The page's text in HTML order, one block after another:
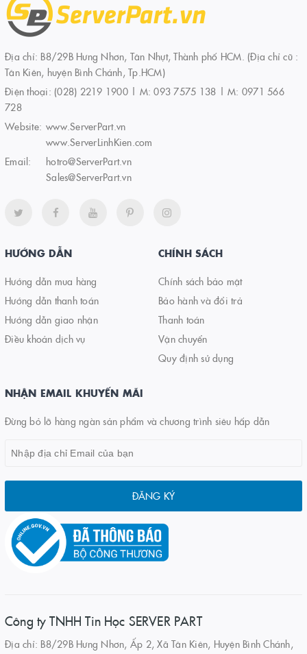
Địa chỉ: B8/29B Hưng Nhơn, Tân Nhựt, Thành phố HCM. (Địa chỉ cũ :
Tân Kiên, huyện Bình Chánh, Tp.HCM)
Điện thoại: (028) 2219 1900 | M: 093 7575 138 | M: 0971 566
728
Website: www.ServerPart.vn
www.ServerLinhKien.com
Email:
hotro@ServerPart.vn
Sales@ServerPart.vn
HƯỚNG DẪN
Hướng dẫn mua hàng
Hướng dẫn thanh toán
Hướng dẫn giao nhận
Điều khoản dịch vụ
CHÍNH SÁCH
Chính sách bảo mật
Bảo hành và đổi trả
Thanh toán
Vận chuyển
Quy định sử dụng
NHẬN EMAIL KHUYẾN MÃI
Đừng bỏ lỡ hàng ngàn sản phẩm và chương trình siêu hấp dẫn
ĐĂNG KÝ
Công ty TNHH Tin Học SERVER PART
Địa chỉ: B8/29B Hưng Nhơn, Ấp 2, Xã Tân Kiên, Huyện Bình Chánh,